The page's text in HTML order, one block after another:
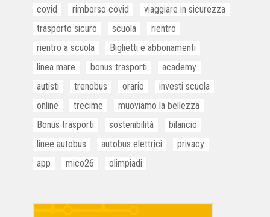
covid
rimborso covid
viaggiare in sicurezza
trasporto sicuro
scuola
rientro
rientro a scuola
Biglietti e abbonamenti
linea mare
bonus trasporti
academy
autisti
trenobus orario
investi scuola
online
trecime
muoviamo la bellezza
Bonus trasporti
sostenibilità
bilancio
linee autobus
autobus elettrici
privacy
app
mico26 olimpiadi